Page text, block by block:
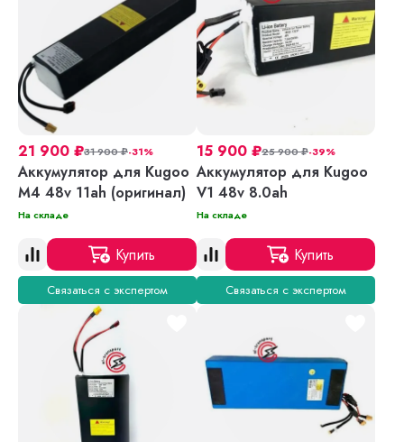
21 900 ₽31 900₽-31%
Аккумулятор для Kugoo
М4 48v 11ah (оригинал)
На складе
Купить
Связаться с экспертом
15 900 ₽25 900₽-39%
Аккумулятор для Kugoo
V1 48v 8.0ah
На складе
Купить
Связаться с экспертом